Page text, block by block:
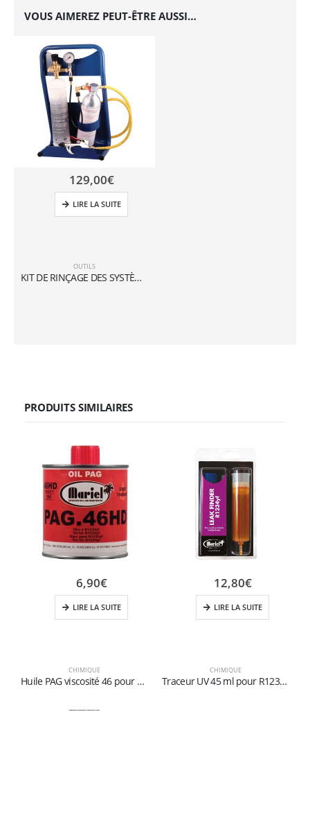
VOUS AIMEREZ PEUT-ÊTRE AUSSI…
OUTILS
KIT DE RINÇAGE DES SYSTÈMES DE CLIMATISATION ET DE RÉFRIGÉRATION
129,00€
LIRE LA SUITE
PRODUITS SIMILAIRES
CHIMIQUE
Huile PAG viscosité 46 pour R1234yf
———–
6,90€
LIRE LA SUITE
CHIMIQUE
Traceur UV 45 ml pour R1234yf
12,80€
LIRE LA SUITE